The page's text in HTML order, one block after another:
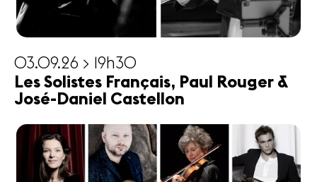
03.09.26 > 19h30
Les Solistes Français, Paul Rouger &
José-Daniel Castellon